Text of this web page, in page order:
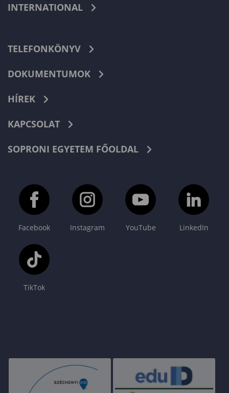
INTERNATIONAL
TELEFONKÖNYV
DOKUMENTUMOK
HÍREK
KAPCSOLAT
SOPRONI EGYETEM FŐOLDAL
Facebook Instagram YouTube LinkedIn
TikTok